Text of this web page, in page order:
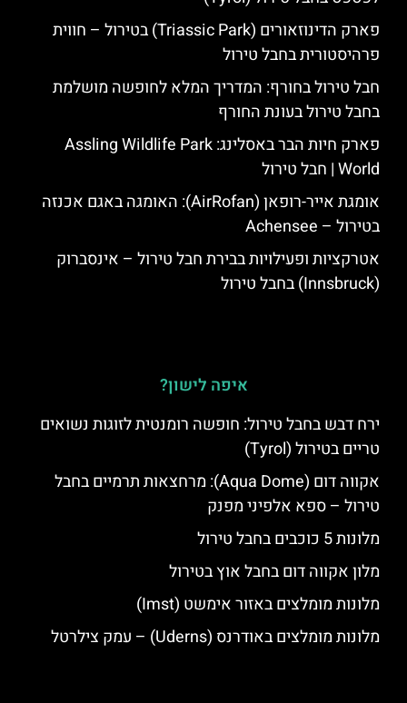
פארק הדינוזאורים (Triassic Park) בטירול – חווית
פרהיסטורית בחבל טירול
חבל טירול בחורף: המדריך המלא לחופשה מושלמת
בחבל טירול בעונת החורף
פארק חיות הבר באסלינג: Assling Wildlife Park
World | חבל טירול
אומגת אייר-רופאן (AirRofan): האומגה באגם אכנזה
בטירול – Achensee
אטרקציות ופעילויות בבירת חבל טירול – אינסברוק
(Innsbruck) בחבל טירול
איפה לישון?
ירח דבש בחבל טירול: חופשה רומנטית לזוגות נשואים
טריים בטירול (Tyrol)
אקווה דום (Aqua Dome): מרחצאות תרמיים בחבל
טירול – ספא אלפיני מפנק
מלונות 5 כוכבים בחבל טירול
מלון אקווה דום בחבל אוץ בטירול
מלונות מומלצים באזור אימשט (Imst)
מלונות מומלצים באודרנס (Uderns) – עמק צילרטל